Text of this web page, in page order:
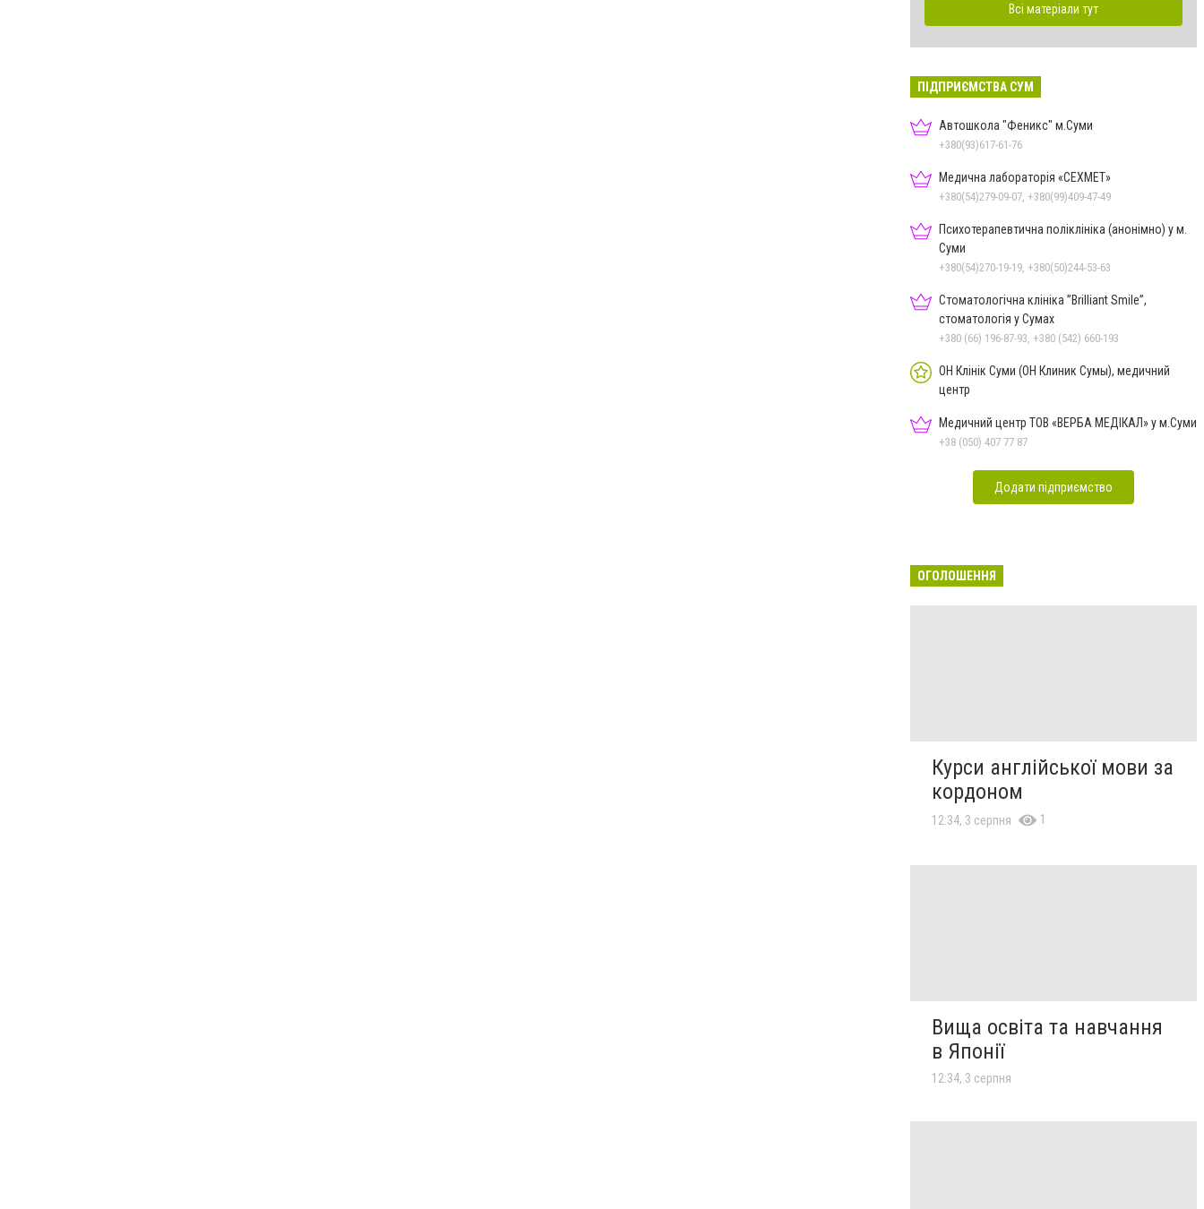
Всі матеріали тут
ПІДПРИЄМСТВА СУМ
Автошкола "Феникс" м.Суми
+380(93)617-61-76
Медична лабораторія «СЕХМЕТ»
+380(54)279-09-07, +380(99)409-47-49
Психотерапевтична поліклініка (анонімно) у м.
Суми
+380(54)270-19-19, +380(50)244-53-63
Стоматологічна клініка ”Brilliant Smile”,
стоматологія у Сумах
+380 (66) 196-87-93, +380 (542) 660-193
ОН Клінік Суми (ОН Клиник Сумы), медичний
центр
Медичний центр ТОВ «ВЕРБА МЕДІКАЛ» у м.Суми
+38 (050) 407 77 87
Додати підприємство
ОГОЛОШЕННЯ
Курси англійської мови за
кордоном
12:34, 3 серпня 1
Вища освіта та навчання
в Японії
12:34, 3 серпня